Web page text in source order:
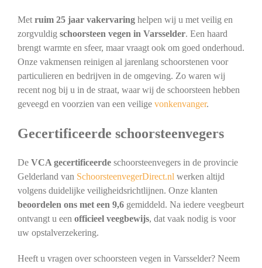
Met ruim 25 jaar vakervaringhelpen wij u met veilig en
zorgvuldig schoorsteen vegen in Varsselder. Een haard
brengt warmte en sfeer, maar vraagt ook om goed onderhoud.
Onze vakmensen reinigen al jarenlang schoorstenen voor
particulieren en bedrijven in de omgeving. Zo waren wij
recent nog bij u in de straat, waar wij de schoorsteen hebben
geveegd en voorzien van een veilige vonkenvanger.
Gecertificeerde schoorsteenvegers
De VCA gecertificeerdeschoorsteenvegers in de provincie
Gelderland van SchoorsteenvegerDirect.nl werken altijd
volgens duidelijke veiligheidsrichtlijnen. Onze klanten
beoordelen ons met een 9,6gemiddeld. Na iedere veegbeurt
ontvangt u een officieel veegbewijs, dat vaak nodig is voor
uw opstalverzekering.
Heeft u vragen over schoorsteen vegen in Varsselder? Neem